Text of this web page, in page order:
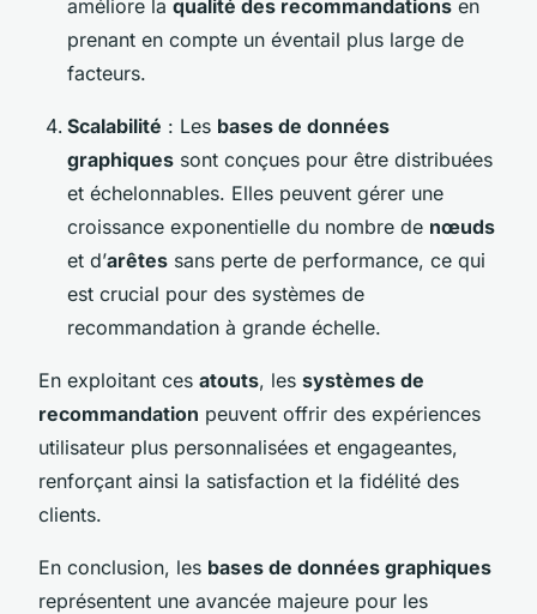
améliore la qualité des recommandations en
prenant en compte un éventail plus large de
facteurs.
Scalabilité : Les bases de données
graphiques sont conçues pour être distribuées
et échelonnables. Elles peuvent gérer une
croissance exponentielle du nombre de nœuds
et d’arêtes sans perte de performance, ce qui
est crucial pour des systèmes de
recommandation à grande échelle.
En exploitant ces atouts, les systèmes de
recommandation peuvent offrir des expériences
utilisateur plus personnalisées et engageantes,
renforçant ainsi la satisfaction et la fidélité des
clients.
En conclusion, les bases de données graphiques
représentent une avancée majeure pour les